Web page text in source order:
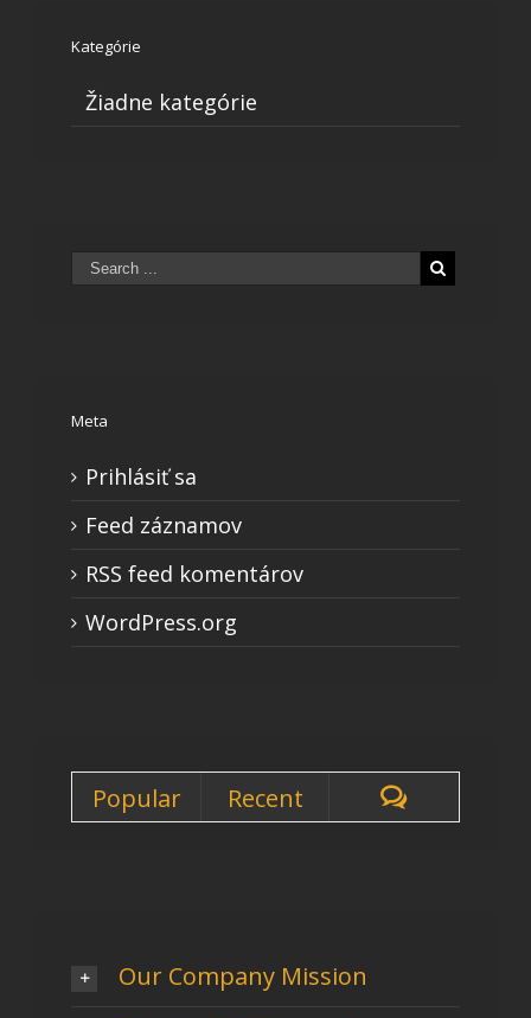
Kategórie
Žiadne kategórie
Meta
Prihlásiť sa
Feed záznamov
RSS feed komentárov
WordPress.org
Popular Recent
Our Company Mission